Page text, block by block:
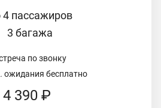
4 пассажиров
3 багажа
по звонку
ожидания бесплатно
4 390 ₽